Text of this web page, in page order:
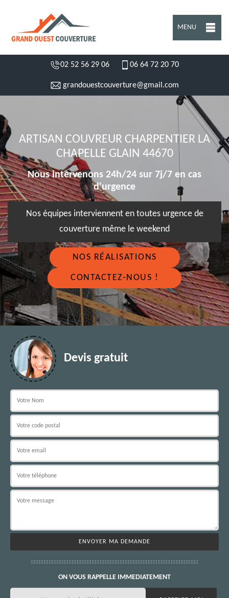
MENU
02 52 56 29 06 06 64 72 20 70
grandouestcouverture@gmail.com
ARTISAN COUVREUR CHARPENTIER LA
CHAPELLE GLAIN 44670
Nous intervenons 24h/24 sur 7j/7 en cas
d'urgence
Nos équipes interviennent en toutes urgence de
couverture même le weekend
NOS RÉALISATIONS
CONTACTEZ-NOUS !
Devis gratuit
ON VOUS RAPPELLE IMMEDIATEMENT